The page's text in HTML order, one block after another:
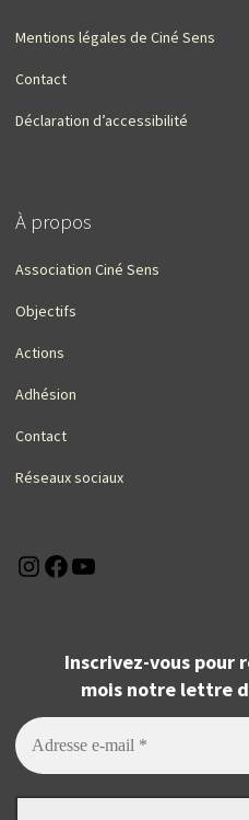
Mentions légales de Ciné Sens
Contact
Déclaration d’accessibilité
À propos
Association Ciné Sens
Objectifs
Actions
Adhésion
Contact
Réseaux sociaux
Instagram
Facebook
Inscrivez-vous pour
mois notre lettre